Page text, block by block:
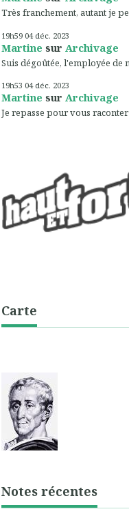
Très franchement, autant je
19h59 04 déc. 2023
Martine sur Archivage
Suis dégoûtée, l'employée de
19h53 04 déc. 2023
Martine sur Archivage
Je repasse pour vous
Carte
Notes récentes